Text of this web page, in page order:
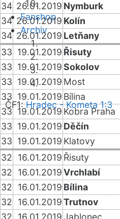
Fanshop
Archiv
ČF1:Hradec - Kometa 1:3
34 26.01.2019 Nymburk
34 26.01.2019 Kolín
34 26.01.2019 Letňany
33 19.01.2019 Řisuty
33 19.01.2019Sokolov
33 19.01.2019 Most
33 19.01.2019 Bílina
33 19.01.2019 Kobra Praha
33 19.01.2019 Děčín
33 19.01.2019 Klatovy
32
16.01.2019 Řisuty
32
16.01.2019Vrchlabí
32
16.01.2019 Bílina
32
16.01.2019Trutnov
32
16.01.2019Jablonec